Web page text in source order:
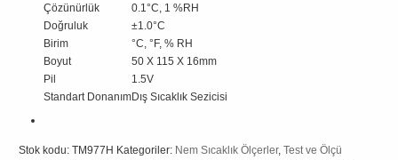
Çözünürlük
0.1°C, 1 %RH
Doğruluk
±1.0°C
Birim
°C, °F, % RH
Boyut
50 X 115 X 16mm
Pil
1.5V
Standart DonanımDış Sıcaklık Sezicisi
Stok kodu:TM977H Kategoriler: Nem Sıcaklık Ölçerler,Test ve Ölçü